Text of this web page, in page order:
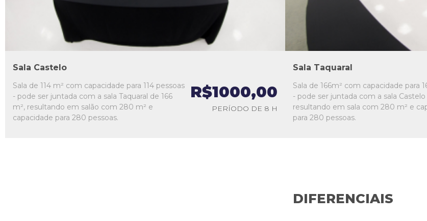
Sala Castelo
Sala de 114 m² com capacidade para 114 pessoas
- pode ser juntada com a sala Taquaral de 166
m², resultando em salão com 280 m² e
capacidade para 280 pessoas.
R$1000,00
PERÍODO DE 8 H
Sala Taquaral
Sala de 166m² com capacidade para
- pode ser juntada com a sala Castelo
resultando em sala com 280 m² e
para 280 pessoas.
DIFERENCIAIS